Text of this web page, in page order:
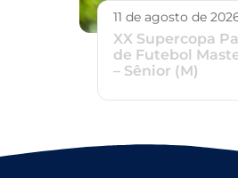
11 de agosto de
XX Supercopa
de Futebol
– Sênior (M)